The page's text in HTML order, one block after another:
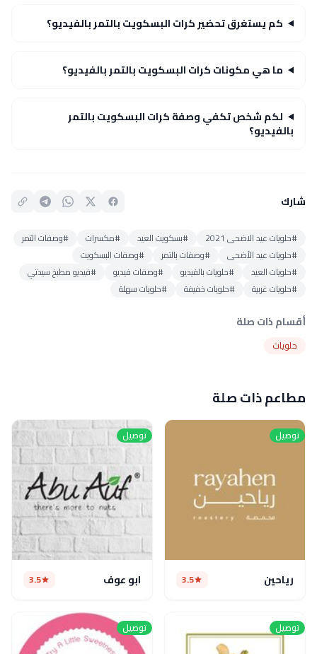
كم يستغرق تحضير كرات البسكويت بالتمر بالفيديو؟
ما هي مكونات كرات البسكويت بالتمر بالفيديو؟
لكم شخص تكفي وصفة كرات البسكويت بالتمر
بالفيديو؟
شارك
#حلويات عيد الاضحى 2021 #بسكويت العيد #مكسرات
#وصفات التمر
#حلويات عيد الأضحى
#وصفات بالتمر
#وصفات البسكويت
#حلويات العيد
#حلويات بالفيديو #وصفات فيديو
#فيديو مطبخ سيدتي
#حلويات غربية
#حلويات خفيفة #حلويات سهلة
أقسام ذات صلة
حلويات
مطاعم ذات صلة
توصيل
رياحين 3.5
توصيل
ابو عوف 3.5
توصيل توصيل